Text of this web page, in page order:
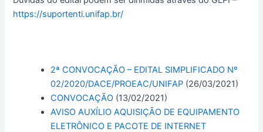
https://suportenti.unifap.br/
2ª CONVOCAÇÃO – EDITAL SIMPLIFICADO Nº
02/2020/DACE/PROEAC/UNIFAP (26/03/2021)
CONVOCAÇÃO (13/02/2021)
AVISO AUXÍLIO AQUISIÇÃO DE EQUIPAMENTO
ELETRÔNICO E PACOTE DE INTERNET